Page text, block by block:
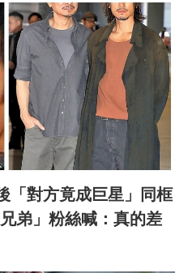
「對方竟成巨星」同框
弟」粉絲喊：真的差